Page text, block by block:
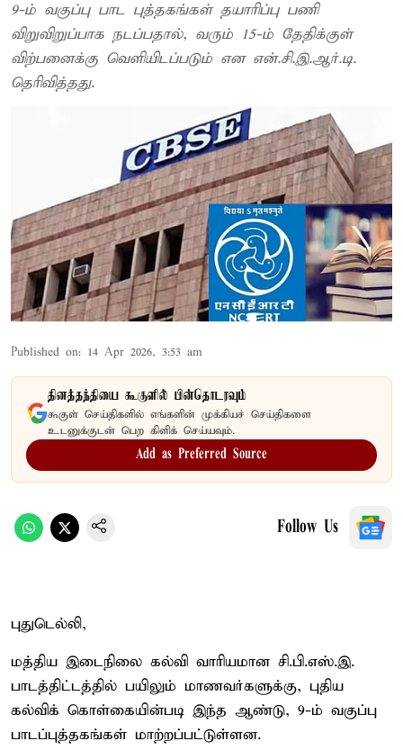
9-ம் வகுப்பு பாட புத்தகங்கள் தயாரிப்பு பணி
விறுவிறுப்பாக நடப்பதால், வரும் 15-ம் தேதிக்குள்
விற்பனைக்கு வெளியிடப்படும் என என்.சி.இ.ஆர்.டி.
தெரிவித்தது.
Published on: 14 Apr 2026, 3:53 am
தினத்தந்தியை கூகுளில் பின்தொடரவும்
கூகுள் செய்திகளில் எங்களின் முக்கியச் செய்திகளை
உடனுக்குடன் பெற கிளிக் செய்யவும்.
Add as Preferred Source
Follow Us
புதுடெல்லி,
மத்திய இடைநிலை கல்வி வாரியமான சி.பி.எஸ்.இ.
பாடத்திட்டத்தில் பயிலும் மாணவர்களுக்கு, புதிய
கல்விக் கொள்கையின்படி இந்த ஆண்டு, 9-ம் வகுப்பு
பாடப்புத்தகங்கள் மாற்றப்பட்டுள்ளன.